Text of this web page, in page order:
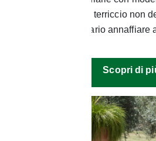
stagione, in estate il terriccio non
in inverno è necessario annaffiare
Scopri di